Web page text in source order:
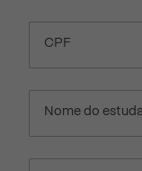
CPF
Nome do